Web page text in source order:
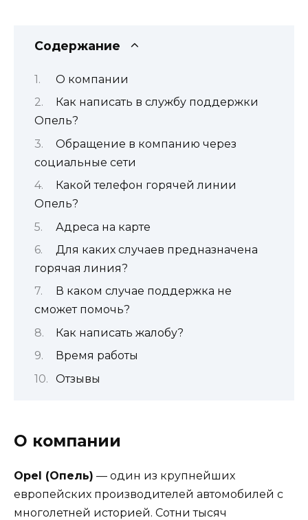
Содержание
О компании
Как написать в службу поддержки
Опель?
Обращение в компанию через
социальные сети
Какой телефон горячей линии
Опель?
Адреса на карте
Для каких случаев предназначена
горячая линия?
В каком случае поддержка не
сможет помочь?
Как написать жалобу?
Время работы
Отзывы
О компании
Opel (Опель) — один из крупнейших
европейских производителей автомобилей с
многолетней историей. Сотни тысяч